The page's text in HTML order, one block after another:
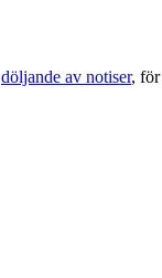
döljande av notiser, för